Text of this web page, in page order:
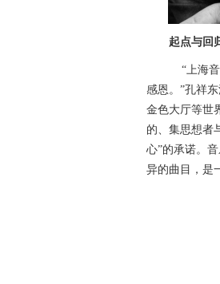
起点与回
“上海音
感恩。”孔祥
金色大厅等世
的、集思想者
心”的承诺。
异的曲目，是